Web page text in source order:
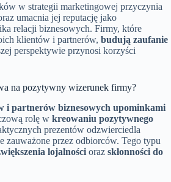
w strategii marketingowej przyczynia
umacnia jej reputację jako
relacji biznesowych. Firmy, które
klientów i partnerów, budują zaufanie
perspektywie przynosi korzyści
na pozytywny wizerunek firmy?
i partnerów biznesowych upominkami
rolę w kreowaniu pozytywnego
prezentów odzwierciedla
zauważone przez odbiorców. Tego typu
lojalności oraz skłonności do